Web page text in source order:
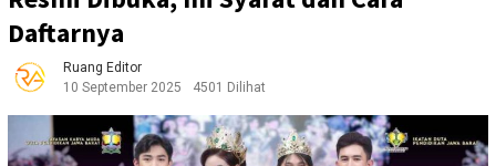
Daftarnya
Ruang Editor
10 September 2025
4501 Dilihat